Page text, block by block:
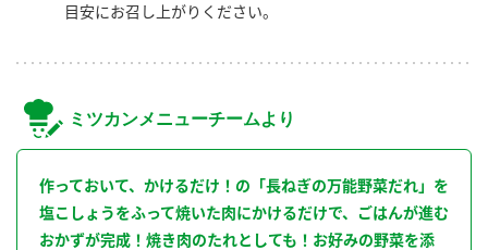
目安にお召し上がりください。
ミツカンメニューチームより
作っておいて、かけるだけ！の「長ねぎの万能野菜だれ」を
塩こしょうをふって焼いた肉にかけるだけで、ごはんが進む
おかずが完成！焼き肉のたれとしても！お好みの野菜を添